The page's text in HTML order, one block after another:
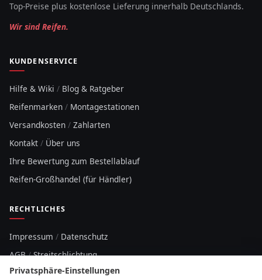
Top-Preise plus kostenlose Lieferung innerhalb Deutschlands.
Wir sind Reifen.
KUNDENSERVICE
Hilfe & Wiki / Blog & Ratgeber
Reifenmarken / Montagestationen
Versandkosten / Zahlarten
Kontakt / Über uns
Ihre Bewertung zum Bestellablauf
Reifen-Großhandel (für Händler)
RECHTLICHES
Impressum / Datenschutz
AGB/Streitschlichtung
Sitemap
Privatsphäre-Einstellungen